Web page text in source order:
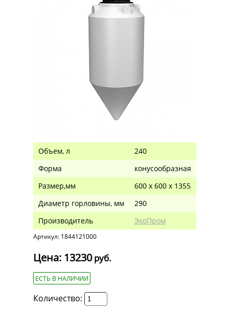
Объем, л
240
Форма
конусообразная
Размер,мм
600 х 600 х 1355
Диаметр горловины, мм
290
Производитель
ЭкоПром
Артикул: 1844121000
Цена: 13230руб.
ЕСТЬ В НАЛИЧИИ
Количество: